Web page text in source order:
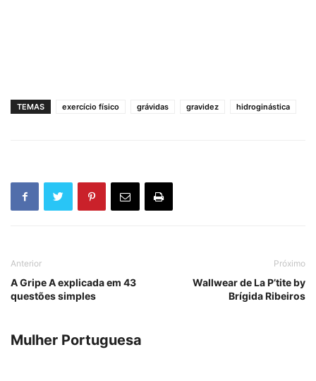
TEMAS exercício físico grávidas gravidez hidroginástica
Anterior
A Gripe A explicada em 43
questões simples
Próximo
Wallwear de La P’tite by
Brígida Ribeiros
Mulher Portuguesa